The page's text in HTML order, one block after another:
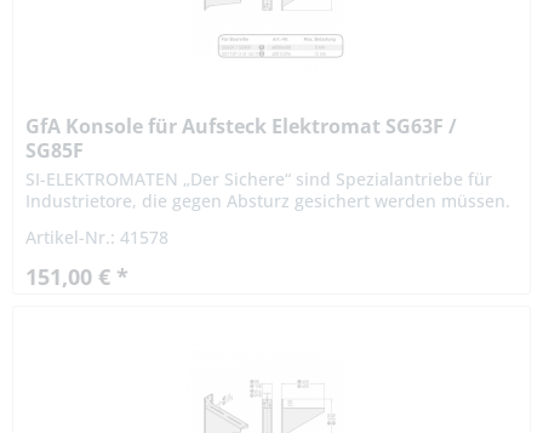
GfA Konsole für Aufsteck Elektromat SG63F /
SG85F
SI-ELEKTROMATEN „Der Sichere“ sind Spezialantriebe für
Industrietore, die gegen Absturz gesichert werden müssen.
Die...
Artikel-Nr.: 41578
151,00 € *